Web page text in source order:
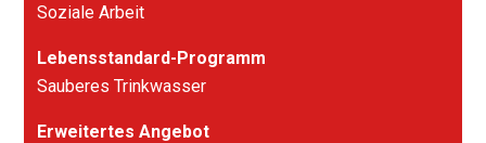
Soziale Arbeit
Lebensstandard-Programm
Sauberes Trinkwasser
Erweitertes Angebot